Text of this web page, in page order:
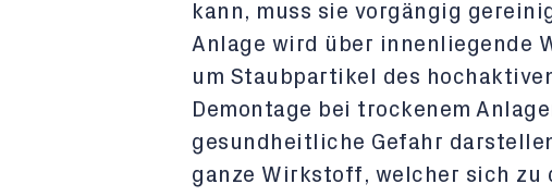
kann, muss sie vorgängig
Anlage wird über innenliegende
um Staubpartikel des
Demontage bei trockenem
gesundheitliche Gefahr
ganze Wirkstoff, welcher sich zu